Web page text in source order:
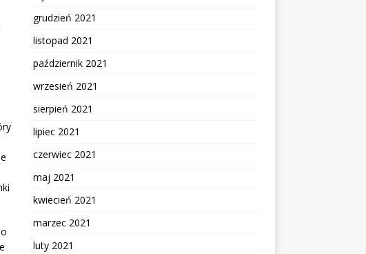
grudzień 2021
listopad 2021
październik 2021
wrzesień 2021
sierpień 2021
lipiec 2021
czerwiec 2021
maj 2021
kwiecień 2021
marzec 2021
luty 2021